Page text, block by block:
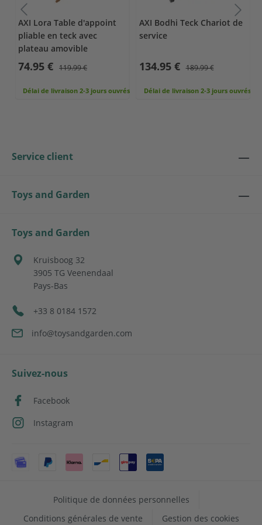
AXI Lora Table d'appoint
pliable en teck avec
plateau amovible
74.95 € 119.99 €
Délai de livraison 2-3 jours ouvrés
AXI Bodhi Teck Chariot de
service
134.95 € 189.99 €
Délai de livraison 2-3 jours ouvrés
Toys and Garden
Kruisboog 32
3905 TG Veenendaal
Pays-Bas
+33 8 0184 1572
info@toysandgarden.com
Service client
Toys and Garden
Suivez-nous
Facebook
Instagram
Politique de données personnelles
Conditions générales de vente
Gestion des cookies